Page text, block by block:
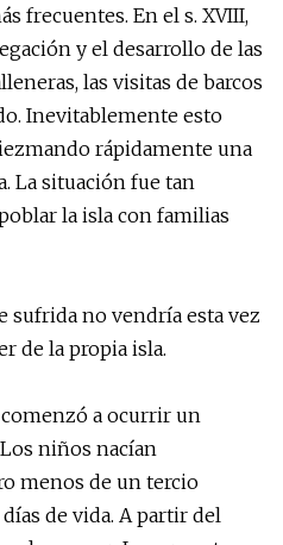
frecuentes. En el s. XVIII,
y el desarrollo de las
las visitas de barcos
Inevitablemente esto
rápidamente una
La situación fue tan
la isla con familias
sufrida no vendría esta vez
de la propia isla.
a ocurrir un
niños nacían
menos de un tercio
de vida. A partir del